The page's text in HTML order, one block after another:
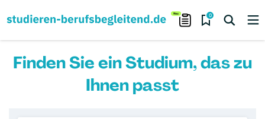
0
Finden Sie ein Studium, das zu
Ihnen passt